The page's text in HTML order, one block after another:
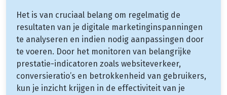
Het is van cruciaal belang om regelmatig de
resultaten van je digitale marketinginspanningen
te analyseren en indien nodig aanpassingen door
te voeren. Door het monitoren van belangrijke
prestatie-indicatoren zoals websiteverkeer,
conversieratio’s en betrokkenheid van gebruikers,
kun je inzicht krijgen in de effectiviteit van je